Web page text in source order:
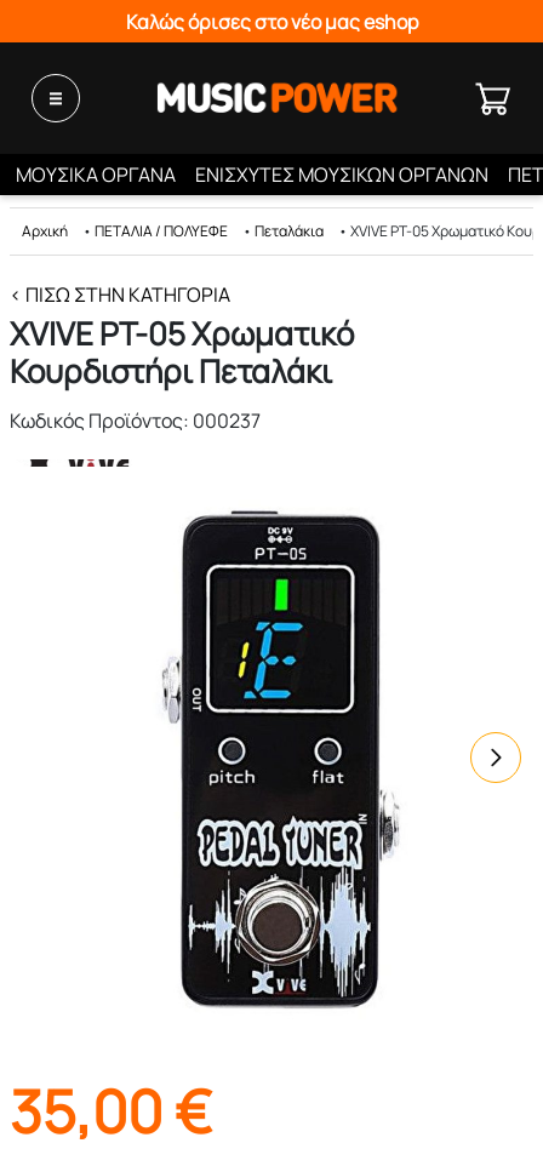
Καλώς όρισες στο νέο μας eshop
ΜΟΥΣΙΚΑ ΟΡΓΑΝΑ ΕΝΙΣΧΥΤΕΣ ΜΟΥΣΙΚΩΝ ΟΡΓΑΝΩΝ
Αρχική • ΠΕΤΑΛΙΑ / ΠΟΛΥΕΦΕ • Πεταλάκια • XVIVE PT-05 Χρωματικό
< ΠΊΣΩ ΣΤΗΝ ΚΑΤΗΓΟΡΊΑ
XVIVE PT-05 Χρωματικό
Κουρδιστήρι Πεταλάκι
Κωδικός Προϊόντος: 000237
35,00€